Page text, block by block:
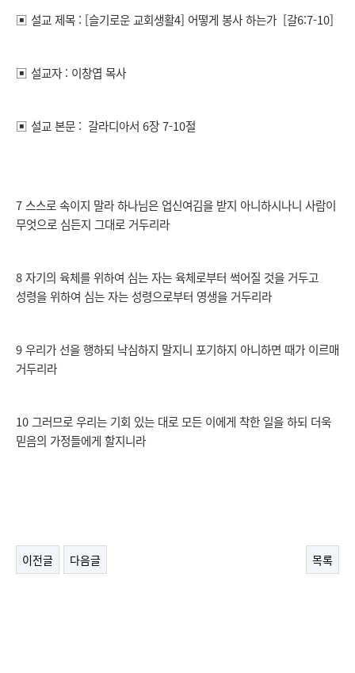
▣ 설교 제목 : [슬기로운 교회생활4] 어떻게 봉사 하는가 [갈6:7-10]
▣ 설교자 : 이창엽 목사
▣ 설교 본문 : 갈라디아서 6장 7-10절
7 스스로 속이지 말라 하나님은 업신여김을 받지 아니하시나니 사람이
무엇으로 심든지 그대로 거두리라
8 자기의 육체를 위하여 심는 자는 육체로부터 썩어질 것을 거두고
성령을 위하여 심는 자는 성령으로부터 영생을 거두리라
9 우리가 선을 행하되 낙심하지 말지니 포기하지 아니하면 때가 이르매
거두리라
10 그러므로 우리는 기회 있는 대로 모든 이에게 착한 일을 하되 더욱
믿음의 가정들에게 할지니라
이전글 다음글 목록